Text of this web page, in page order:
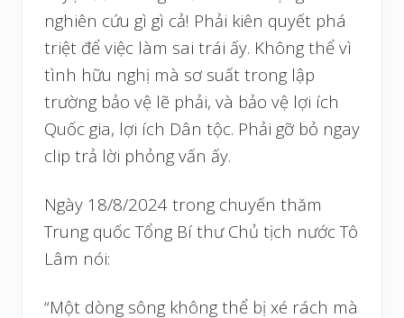
nghiên cứu gì gì cả! Phải kiên quyết phá
triệt để việc làm sai trái ấy. Không thể vì
tình hữu nghị mà sơ suất trong lập
trường bảo vệ lẽ phải, và bảo vệ lợi ích
Quốc gia, lợi ích Dân tộc. Phải gỡ bỏ ngay
clip trả lời phỏng vấn ấy.
Ngày 18/8/2024 trong chuyến thăm
Trung quốc Tổng Bí thư Chủ tịch nước Tô
Lâm nói:
“Một dòng sông không thể bị xé rách mà